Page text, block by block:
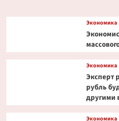
Экономика
Экономика
Эксперт
рубль
другими
Экономика